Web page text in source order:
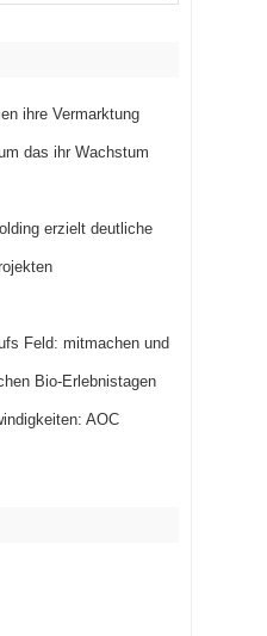
ihre Vermarktung
das ihr Wachstum
erzielt deutliche
Feld: mitmachen und
Bio-Erlebnistagen
AOC